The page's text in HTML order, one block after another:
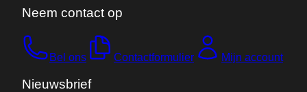
Neem contact op
Bel ons Contactformulier Mijn account
Nieuwsbrief